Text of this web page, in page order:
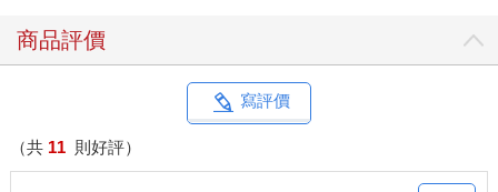
商品評價
寫評價
（共 11 則好評）